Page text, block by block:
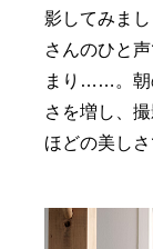
影してみま
さんのひと
まり……。朝
さを増し、
ほどの美しさ